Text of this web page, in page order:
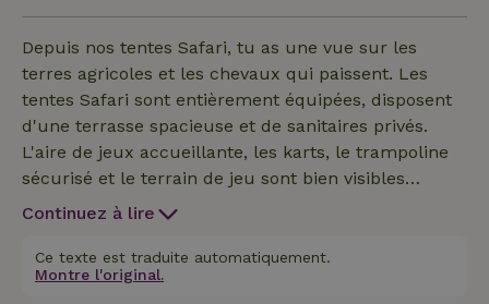
Depuis nos tentes Safari, tu as une vue sur les
terres agricoles et les chevaux qui paissent. Les
tentes Safari sont entièrement équipées, disposent
d'une terrasse spacieuse et de sanitaires privés.
L'aire de jeux accueillante, les karts, le trampoline
sécurisé et le terrain de jeu sont bien visibles
depuis la tente Safari. Lorsqu'il fait chaud, tu peux
te trouver un coin ombragé. Et pour les soirées plus
fraîches, après un délicieux repas ou un barbecue,
Continuez à lire
Ce texte est traduite automatiquement.
Montre l'original.